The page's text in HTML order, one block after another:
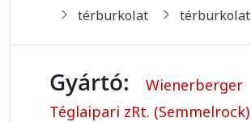
térburkolat térburkolat
Gyártó:
Wienerberger
Téglaipari zRt. (Semmelrock)